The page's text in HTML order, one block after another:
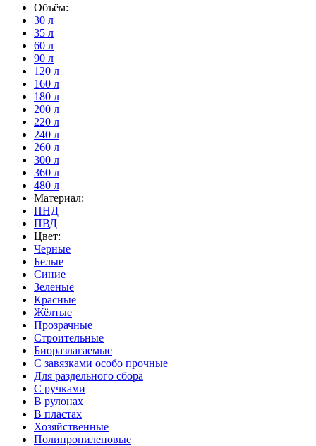
Объём:
30 л
35 л
60 л
90 л
120 л
160 л
180 л
200 л
220 л
240 л
260 л
300 л
360 л
480 л
Материал:
ПНД
ПВД
Цвет:
Черные
Белые
Синие
Зеленые
Красные
Жёлтые
Прозрачные
Строительные
Биоразлагаемые
С завязками особо прочные
Для раздельного сбора
С ручками
В рулонах
В пластах
Хозяйственные
Полипропиленовые